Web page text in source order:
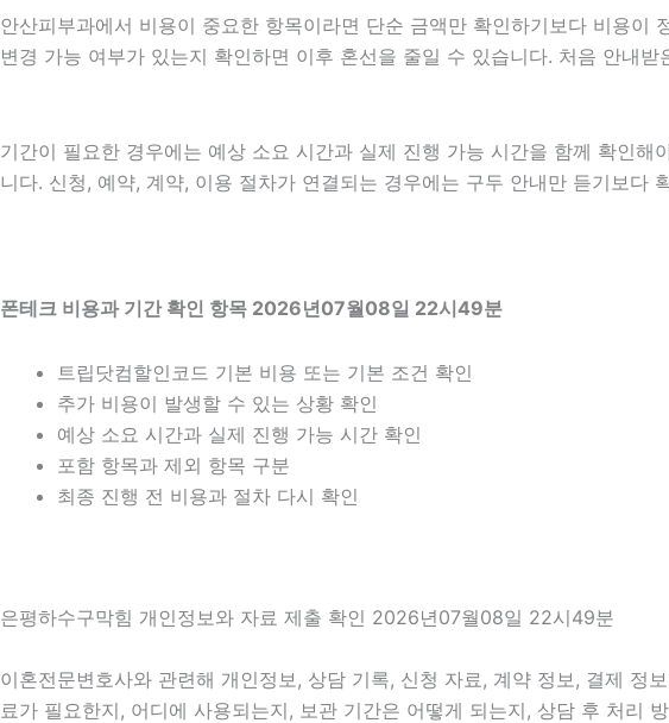
안산피부과에서 비용이 중요한 항목이라면 단순 금액만 확인하기보다 비용
변경 가능 여부가 있는지 확인하면 이후 혼선을 줄일 수 있습니다. 처음 안내
기간이 필요한 경우에는 예상 소요 시간과 실제 진행 가능 시간을 함께 확인
니다. 신청, 예약, 계약, 이용 절차가 연결되는 경우에는 구두 안내만 듣기보다
폰테크 비용과 기간 확인 항목 2026년07월08일 22시49분
트립닷컴할인코드 기본 비용 또는 기본 조건 확인
추가 비용이 발생할 수 있는 상황 확인
예상 소요 시간과 실제 진행 가능 시간 확인
포함 항목과 제외 항목 구분
최종 진행 전 비용과 절차 다시 확인
은평하수구막힘 개인정보와 자료 제출 확인 2026년07월08일 22시49분
이혼전문변호사와 관련해 개인정보, 상담 기록, 신청 자료, 계약 정보, 결제
료가 필요한지, 어디에 사용되는지, 보관 기간은 어떻게 되는지, 상담 후 처리